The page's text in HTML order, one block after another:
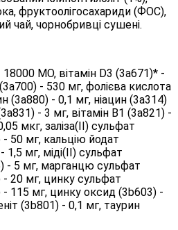
фруктоолігосахариди (ФОС),
чай, чорнобривці сушені.
18000 МО, вітамін D3 (3a671)* -
- 530 мг, фолієва кислота
(3a880) - 0,1 мг, ніацин (3a314)
- 3 мг, вітамін В1 (3a821) -
мкг, заліза(II) сульфат
50 мг, кальцію йодат
мг, міді(ІІ) сульфат
- 5 мг, марганцю сульфат
- 20 мг, цинку сульфат
- 115 мг, цинку оксид (3b603) -
(3b801) - 0,1 мг, таурин